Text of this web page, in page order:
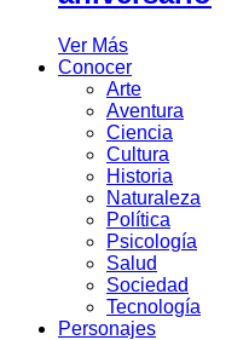
Ver Más
Conocer
Arte
Aventura
Ciencia
Cultura
Historia
Naturaleza
Política
Psicología
Salud
Sociedad
Tecnología
Personajes